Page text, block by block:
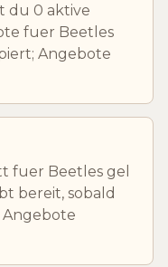
du 0 aktive
fuer Beetles
Angebote
fuer Beetles gel
bereit, sobald